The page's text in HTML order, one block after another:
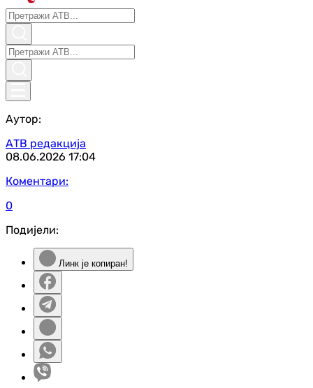
Аутор:
АТВ редакција
08.06.2026 17:04
Коментари:
0
Подијели:
Линк је копиран!